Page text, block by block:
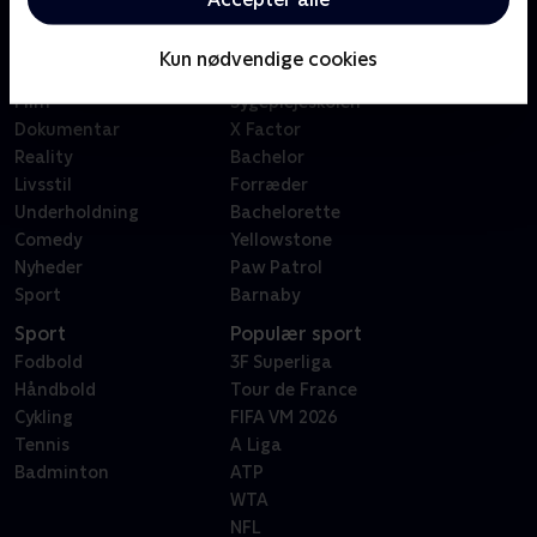
Kun nødvendige cookies
Kategorier
Film
Dokumentar
Reality
Livsstil
Underholdning
Comedy
Nyheder
Sport
Badehotellet
Sygeplejeskolen
X Factor
Bachelor
Forræder
Bachelorette
Yellowstone
Paw Patrol
Barnaby
Sport
Fodbold
Håndbold
Cykling
Tennis
Badminton
Populær sport
3F Superliga
Tour de France
FIFA VM 2026
A Liga
ATP
WTA
NFL